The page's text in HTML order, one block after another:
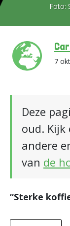
Foto:
7
Deze
oud. Kijk
andere
van de
“Sterke